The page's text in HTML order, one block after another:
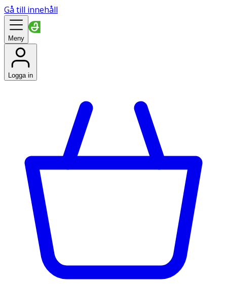
Gå till innehåll
Meny
Logga in